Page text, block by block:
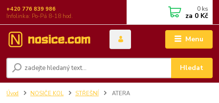
Menu
Hledat
+420 776 839 986
Infolinka: Po-Pá 8-18 hod.
0 ks
za 0 Kč
Úvod NOSIČE KOL STŘEŠNÍ ATERA